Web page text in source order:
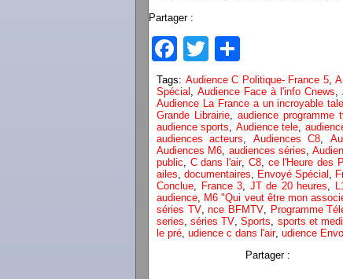
Partager :
Facebook
Twitter
Tags: Audience C Politique- France 5,
Spécial
Audience Face à l'info Cnews
Audience La France a un incroyable
Grande Librairie, audience programme
audience sports
Audience tele
audiences acteurs
Audiences C8
Audiences M6 audiences séries
public
C dans l'air, C8, ce l'Heure des
ailes documentaires Envoyé Spécial
Conclue
France 3 JT de 20 heures L1
audience
M6 "Qui veut être mon
séries TV,nce BFMTV Programme
series ,séries TV ,Sports sports et
le pré udience c dans l'air, udience
Partager :